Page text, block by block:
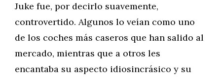
Juke fue, por decirlo suavemente,
controvertido. Algunos lo veían como uno
de los coches más caseros que han salido al
mercado, mientras que a otros les
encantaba su aspecto idiosincrásico y su